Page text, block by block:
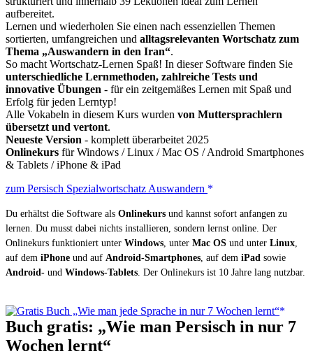
aufbereitet.
Lernen und wiederholen Sie einen nach essenziellen Themen
sortierten, umfangreichen und alltagsrelevanten Wortschatz zum
Thema „Auswandern in den Iran“.
So macht Wortschatz-Lernen Spaß! In dieser Software finden Sie
unterschiedliche Lernmethoden, zahlreiche Tests und
innovative Übungen - für ein zeitgemäßes Lernen mit Spaß und
Erfolg für jeden Lerntyp!
Alle Vokabeln in diesem Kurs wurden von Muttersprachlern
übersetzt und vertont.
Neueste Version - komplett überarbeitet 2025
Onlinekurs für Windows / Linux / Mac OS / Android Smartphones
& Tablets / iPhone & iPad
zum Persisch Spezialwortschatz Auswandern
Du erhältst die Software als Onlinekurs und kannst sofort anfangen zu
lernen. Du musst dabei nichts installieren, sondern lernst online. Der
Onlinekurs funktioniert unter Windows, unter Mac OS und unter Linux,
auf dem iPhone und auf Android-Smartphones, auf dem iPad sowie
Android- und Windows-Tablets. Der Onlinekurs ist 10 Jahre lang nutzbar.
Buch gratis: „Wie man Persisch in nur 7
Wochen lernt“